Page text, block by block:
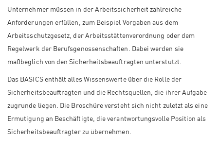
Unternehmer müssen in der Arbeitssicherheit zahlreiche
Anforderungen erfüllen, zum Beispiel Vorgaben aus dem
Arbeitsschutzgesetz, der Arbeitsstättenverordnung oder dem
Regelwerk der Berufsgenossenschaften. Dabei werden sie
maßbeglich von den Sicherheitsbeauftragten unterstützt.
Das BASICS enthält alles Wissenswerte über die Rolle der
Sicherheitsbeauftragten und die Rechtsquellen, die ihrer Aufgabe
zugrunde liegen. Die Broschüre versteht sich nicht zuletzt als eine
Ermutigung an Beschäftigte, die verantwortungsvolle Position als
Sicherheitsbeauftragter zu übernehmen.